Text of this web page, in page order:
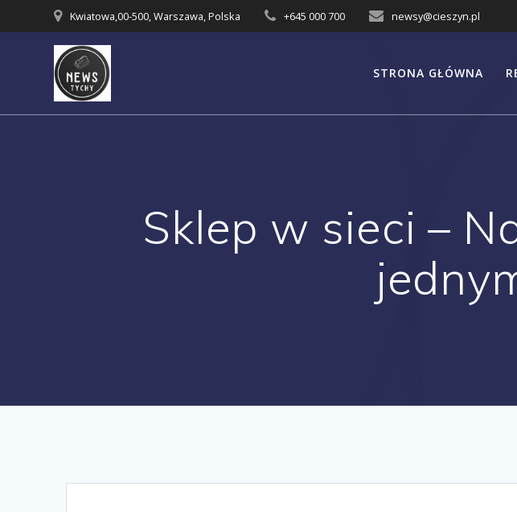
to
Kwiatowa,00-500, Warszawa, Polska +645 000 700 newsy@cieszyn.pl
STRONA GŁÓWNA
Sklep w sieci –